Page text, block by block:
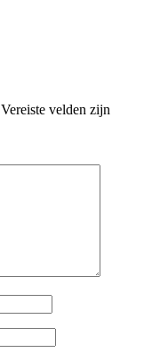
Vereiste velden zijn